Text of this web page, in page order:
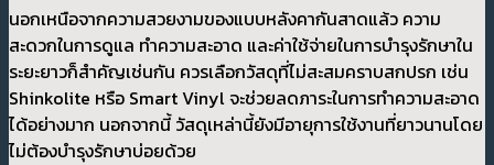
นอกเหนือจากความสวยงามของแบบหลังคากันสาดแล้ว ความ
สะดวกในการดูแล ทำความสะอาด และค่าใช้จ่ายในการบำรุงรักษาใน
ระยะยาวก็สำคัญเช่นกัน ควรเลือกวัสดุที่ไม่สะสมคราบสกปรก เช่น
Shinkolite หรือ Smart Vinyl จะช่วยลดภาระในการทำความสะอาด
ได้อย่างมาก นอกจากนี้ วัสดุเหล่านี้ยังมีอายุการใช้งานที่ยาวนานโดย
ไม่ต้องบำรุงรักษาบ่อยด้วย